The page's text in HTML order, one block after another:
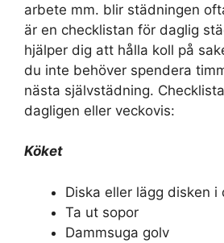
arbete mm. blir städningen
är en checklistan för daglig
hjälper dig att hålla koll på
du inte behöver spendera
nästa självstädning.
dagligen eller veckovis:
Köket
Diska eller lägg disken i
Ta ut sopor
Dammsuga golv